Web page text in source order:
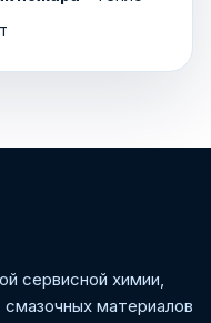
сервисной химии,
смазочных материалов